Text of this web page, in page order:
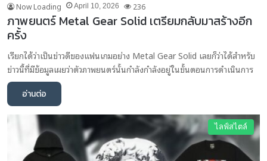
Now Loading April 10, 2026 236
ภาพยนตร์ Metal Gear Solid เตรียมกลับมาสร้างอีก
ครั้ง
เรียกได้ว่าเป็นข่าวดีของแฟนเกมอย่าง Metal Gear Solid เลยก็ว่าได้สำหรับ
ข่าวนี้ที่มีข้อมูลเผยว่าตัวภาพยนตร์นั้นกำลังกำลังอยู่ในขั้นตอนการดำเนินการ
อ่านต่อ
ไลฟ์สไตล์